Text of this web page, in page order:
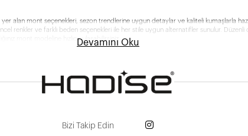
alan mont seçenekleri, sezon trendlerine uygun detaylar ve kaliteli kumaşlarla
renkler ve farklı beden seçenekleri ile her stile uygun alternatifler sunulur.
mont modeline hızlıca ulaşabilirsiniz.
Devamını Oku
Bizi Takip Edin